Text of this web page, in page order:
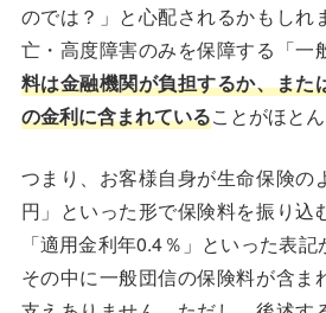
のでは？」と心配されるかもしれ
亡・高度障害のみを保障する「一
料は金融機関が負担するか、また
の金利に含まれていることがほとん
つまり、お客様自身が生命保険の
円」といった形で保険料を振り込
「適用金利年0.4％」といった表
その中に一般団信の保険料が含ま